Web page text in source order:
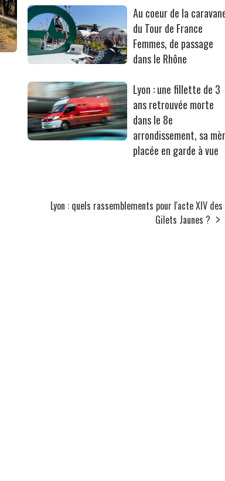
Au coeur de la
du Tour de France
Femmes, de passage
dans le Rhône
Lyon : une fillette de 3
ans retrouvée morte
dans le 8e
arrondissement, sa
placée en garde à vue
Lyon : quels rassemblements pour l'acte XIV des
Gilets Jaunes ?